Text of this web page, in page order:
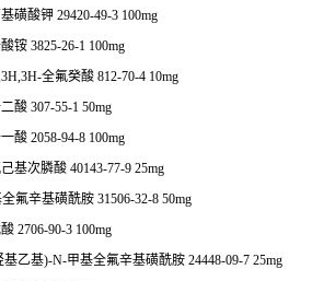
磺酸钾 29420-49-3 100mg
铵 3825-26-1 100mg
全氟癸酸 812-70-4 10mg
酸 307-55-1 50mg
酸 2058-94-8 100mg
基次膦酸 40143-77-9 25mg
氟辛基磺酰胺 31506-32-8 50mg
2706-90-3 100mg
基乙基)-N-甲基全氟辛基磺酰胺 24448-09-7 25mg